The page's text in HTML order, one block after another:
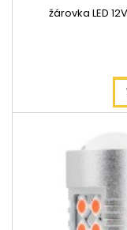
žárovka LED